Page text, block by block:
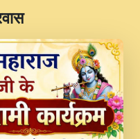
by Rasik
At VEER JI
Sajaya Mata
Bhajan By